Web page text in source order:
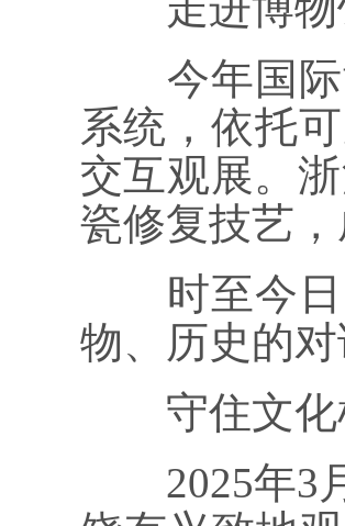
走进博物馆
今年国际
系统，依托
交互观展。
瓷修复技艺
时至今日
物、历史的
守住文化
2025年3月